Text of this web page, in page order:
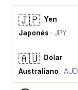
🇯🇵 Yen
Japonés · JPY
🇦🇺
Dólar
Australiano ·AUD